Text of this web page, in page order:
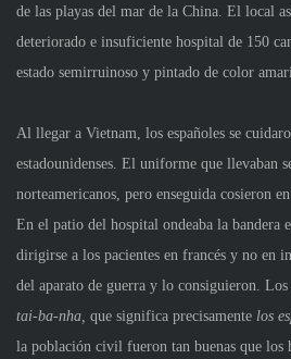
de las playas del mar de la China. El local
deteriorado e insuficiente hospital de 150
estado semirruinoso y pintado de color
Al llegar a Vietnam, los españoles se
estadounidenses. El uniforme que llevaban
norteamericanos, pero enseguida cosieron
En el patio del hospital ondeaba la bandera
dirigirse a los pacientes en francés y no en
del aparato de guerra y lo consiguieron.
tai-ba-nha, que significa precisamente los
la población civil fueron tan buenas que los